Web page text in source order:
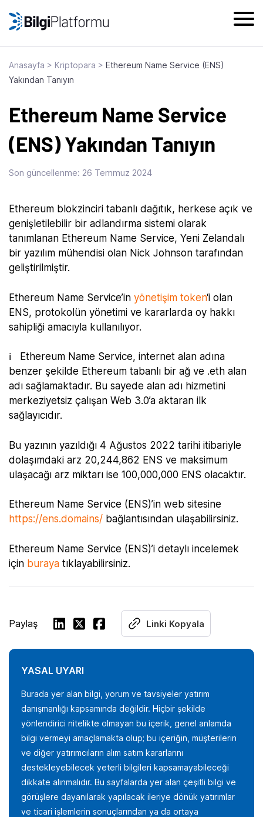
Anasayfa > Kriptopara > Ethereum Name Service (ENS)
Yakından Tanıyın
Ethereum Name Service
(ENS) Yakından Tanıyın
Son güncellenme: 26 Temmuz 2024
‍Ethereum blokzinciri tabanlı dağıtık, herkese açık ve
genişletilebilir bir adlandırma sistemi olarak
tanımlanan Ethereum Name Service, Yeni Zelandalı
bir yazılım mühendisi olan Nick Johnson tarafından
geliştirilmiştir.
Ethereum Name Service’in yönetişim token‘i olan
ENS, protokolün yönetimi ve kararlarda oy hakkı
sahipliği amacıyla kullanılıyor.
ℹ️ Ethereum Name Service, internet alan adına
benzer şekilde Ethereum tabanlı bir ağ ve .eth alan
adı sağlamaktadır. Bu sayede alan adı hizmetini
merkeziyetsiz çalışan Web 3.0’a aktaran ilk
sağlayıcıdır.
Bu yazının yazıldığı 4 Ağustos 2022 tarihi itibariyle
dolaşımdaki arz 20,244,862 ENS ve maksimum
ulaşacağı arz miktarı ise 100,000,000 ENS olacaktır.
Ethereum Name Service (ENS)’in web sitesine
https://ens.domains/ bağlantısından ulaşabilirsiniz.
Ethereum Name Service (ENS)’i detaylı incelemek
için buraya tıklayabilirsiniz.
Paylaş Linki Kopyala
YASAL UYARI
Burada yer alan bilgi, yorum ve tavsiyeler yatırım
danışmanlığı kapsamında değildir. Hiçbir şekilde
yönlendirici nitelikte olmayan bu içerik, genel anlamda
bilgi vermeyi amaçlamakta olup; bu içeriğin, müşterilerin
ve diğer yatırımcıların alım satım kararlarını
destekleyebilecek yeterli bilgileri kapsamayabileceği
dikkate alınmalıdır. Bu sayfalarda yer alan çeşitli bilgi ve
görüşlere dayanılarak yapılacak ileriye dönük yatırımlar
ve ticari işlemlerin sonuçlarından ya da ortaya